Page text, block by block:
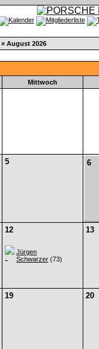
» August 2026
Mittwoch
5 6
12
Jürgen
Schwarzer (73)
13
19 20